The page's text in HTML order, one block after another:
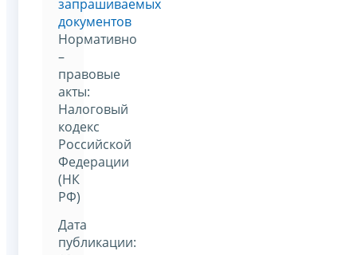
запрашиваемых
документов
Нормативно
–
правовые
акты:
Налоговый
кодекс
Российской
Федерации
(НК
РФ)
Дата
публикации: